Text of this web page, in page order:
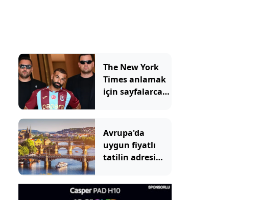
The New York
Times anlamak
için sayfalarca
oldu?
Avrupa'da
uygun fiyatlı
tatilin adresi
Türkiye'den bir
şehir ilk 2'de